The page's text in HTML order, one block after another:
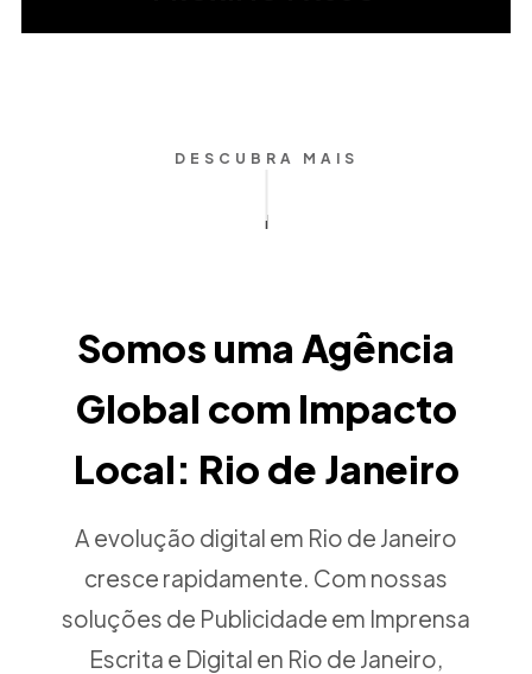
DESCUBRA MAIS
Somos uma Agência
Global com Impacto
Local: Rio de Janeiro
A evolução digital em Rio de Janeiro
cresce rapidamente. Com nossas
soluções de Publicidade em Imprensa
Escrita e Digital en Rio de Janeiro,